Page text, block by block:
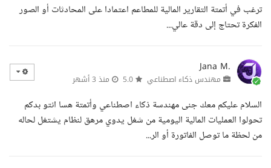
ترغب في أتمتة التقارير المالية للمطاعم اعتمادا على المحادثات أو الصور
الفكرة تحتاج إلى دقة عالي...
Jana M.
مهندس ذكاء اصطناعي منذ 3 أشهر
السلام عليكم معك جنى مهندسة ذكاء اصطناعي وأتمتة هسا انتو بدكم
تحولوا العمليات المالية اليومية من شغل يدوي مرهق لنظام يشتغل لحاله
من لحظة ما توصل الفاتورة أو الر...